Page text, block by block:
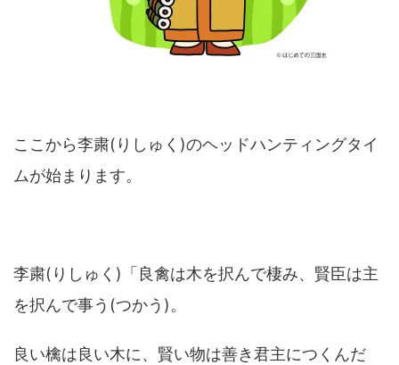
ここから李粛(りしゅく)のヘッドハンティングタイ
ムが始まります。
李粛(りしゅく)「良禽は木を択んで棲み、賢臣は主
を択んで事う(つかう)。
良い檎は良い木に、賢い物は善き君主につくんだ